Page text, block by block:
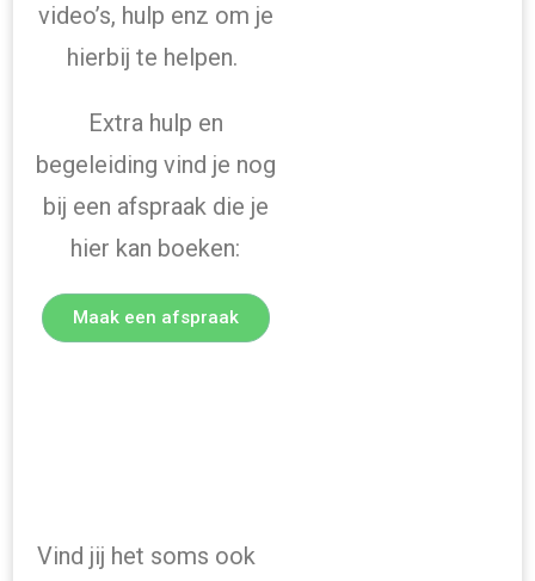
video’s, hulp enz om je
hierbij te helpen.
Extra hulp en
begeleiding vind je nog
bij een afspraak die je
hier kan boeken:
Maak een afspraak
Vind jij het soms ook